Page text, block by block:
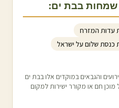
שמחות בבת ים:
עדות המזרח
כנסת שלום על ישראל
והגבאים במוקדים אלו בבת ים
חם או מקורר ישירות למקום